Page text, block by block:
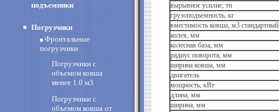
подъемники
Погрузчики
Фронтальные
погрузчики
Погрузчики с
объемом ковша
менее 1.0 м3
Погрузчики с
объемом ковша от
вырывное усилие, тн
грузоподъемность, кг
вместимость ковша, м3 стандартный
колея, мм
колесная база, мм
радиус поворота, мм
ширина ковша, мм
двигатель
мощность, кВт
длина, мм
ширина, мм